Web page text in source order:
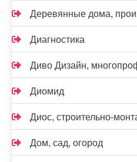
Деревянные дома,
Диагностика
Диво Дизайн,
Диомид
Диос, строительно-
Дом, сад, огород